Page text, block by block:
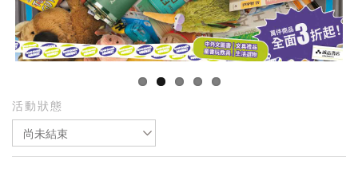
活動狀態
尚未結束